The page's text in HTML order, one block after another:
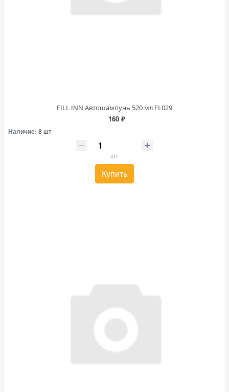
FILL INN Автошампунь 520 мл FL029
160 ₽
Наличие: 8 шт
шт
Купить